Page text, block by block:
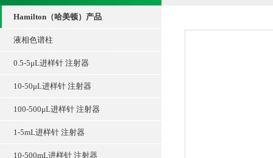
Hamilton（哈美顿）产品
液相色谱柱
0.5-5μL进样针 注射器
10-50μL进样针 注射器
100-500μL进样针 注射器
1-5mL进样针 注射器
10-500mL进样针 注射器